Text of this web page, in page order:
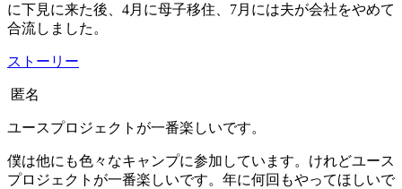
に下見に来た後、4月に母子移住、7月には夫が会社をやめて
合流しました。
ストーリー
匿名
ユースプロジェクトが一番楽しいです。
僕は他にも色々なキャンプに参加しています。けれどユース
プロジェクトが一番楽しいです。年に何回もやってほしいで